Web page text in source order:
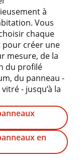
à
Vous
chaque
pour créer une
mesure, de la
du profilé
du panneau -
- jusqu’à la
en